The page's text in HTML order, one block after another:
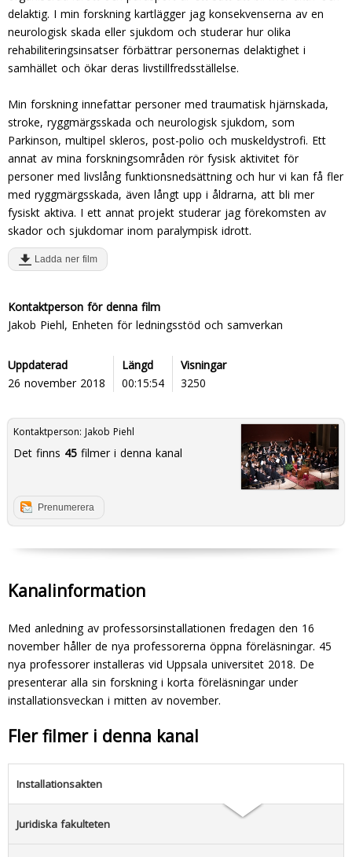
delaktig. I min forskning kartlägger jag konsekvenserna av en
neurologisk skada eller sjukdom och studerar hur olika
rehabiliteringsinsatser förbättrar personernas delaktighet i
samhället och ökar deras livstillfredsställelse.
Min forskning innefattar personer med traumatisk hjärnskada,
stroke, ryggmärgsskada och neurologisk sjukdom, som
Parkinson, multipel skleros, post-polio och muskeldystrofi. Ett
annat av mina forskningsområden rör fysisk aktivitet för
personer med livslång funktionsnedsättning och hur vi kan få fler
med ryggmärgsskada, även långt upp i åldrarna, att bli mer
fysiskt aktiva. I ett annat projekt studerar jag förekomsten av
skador och sjukdomar inom paralympisk idrott.
Ladda ner film
Kontaktperson för denna film
Jakob Piehl, Enheten för ledningsstöd och samverkan
Uppdaterad
26 november 2018
Längd
00:15:54
Visningar
3250
Kontaktperson: Jakob Piehl
Det finns 45filmer i denna kanal
Prenumerera
Kanalinformation
Med anledning av professorsinstallationen fredagen den 16
november håller de nya professorerna öppna föreläsningar. 45
nya professorer installeras vid Uppsala universitet 2018. De
presenterar alla sin forskning i korta föreläsningar under
installationsveckan i mitten av november.
Fler filmer i denna kanal
Installationsakten
Juridiska fakulteten